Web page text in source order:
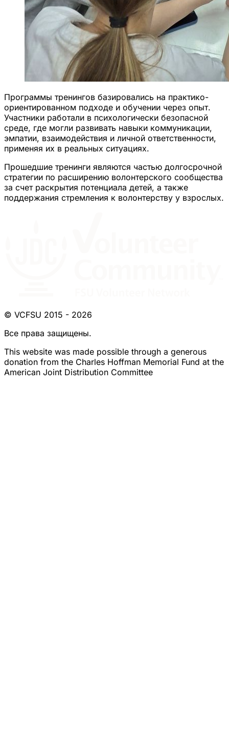
Программы тренингов базировались на практико-
ориентированном подходе и обучении через опыт.
Участники работали в психологически безопасной
среде, где могли развивать навыки коммуникации,
эмпатии, взаимодействия и личной ответственности,
применяя их в реальных ситуациях.
Прошедшие тренинги являются частью долгосрочной
стратегии по расширению волонтерского сообщества
за счет раскрытия потенциала детей, а также
поддержания стремления к волонтерству у взрослых.
© VCFSU 2015 - 2026
Все права защищены.
This website was made possible through a generous
donation from the Charles Hoffman Memorial Fund at the
American Joint Distribution Committee